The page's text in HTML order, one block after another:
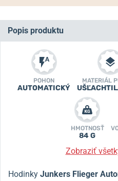
Popis produktu
POHON
AUTOMATICKÝ
MATERIÁL
HMOTNOSŤ
84 G
Zobraziť
Hodinky Junkers Flieger